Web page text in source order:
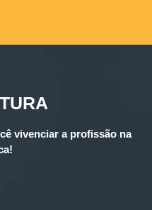
vivenciar a profissão na